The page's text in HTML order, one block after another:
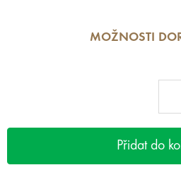
MOŽNOSTI
Přidat do